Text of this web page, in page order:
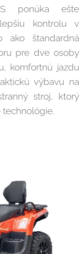
ponúka ešte
kontrolu v
ako štandardná
pre dve osoby
komfortnú jazdu
výbavu na
stroj, ktorý
technológie.